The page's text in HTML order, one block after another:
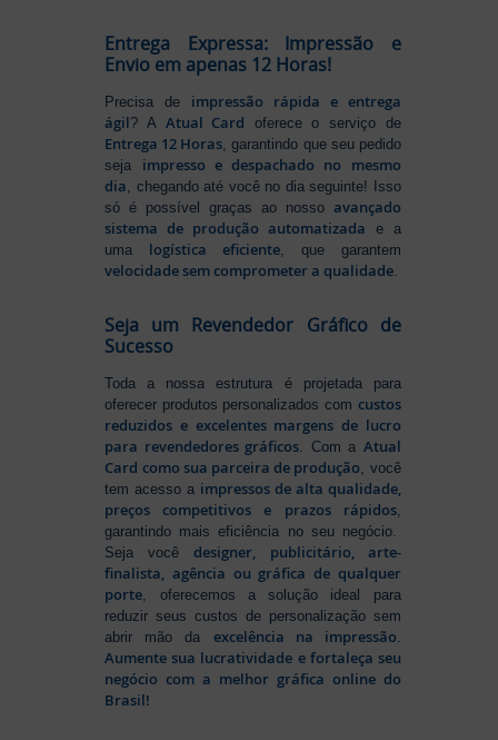
Entrega Expressa: Impressão e
Envio em apenas 12 Horas!
Precisa de impressão rápida e entrega
ágil? A Atual Card oferece o serviço de
Entrega 12 Horas , garantindo que seu pedido
seja impresso e despachado no mesmo
dia , chegando até você no dia seguinte! Isso
só é possível graças ao nosso avançado
sistema de produção automatizada e a
uma logística eficiente , que garantem
velocidade sem comprometer a qualidade
Seja um Revendedor Gráfico de
Sucesso
Toda a nossa estrutura é projetada para
oferecer produtos personalizados com custos
reduzidos e excelentes margens de lucro
para revendedores gráficos . Com a Atual
Card como sua parceira de produção , você
tem acesso a impressos de alta qualidade,
preços competitivos e prazos rápidos,
garantindo mais eficiência no seu negócio.
Seja vocêdesigner, publicitário, arte-
finalista, agência ou gráfica de qualquer
porte , oferecemos a solução ideal para
reduzir seus custos de personalização sem
abrir mão da excelência na impressão
Aumente sua lucratividade e fortaleça seu
negócio com a melhor gráfica online do
Brasil!